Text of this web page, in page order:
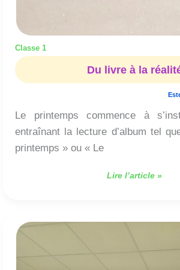
Classe 1
Du livre à la
Le printemps commence à
entraînant la lecture d’album tel
printemps » ou « Le
Lire l’article »